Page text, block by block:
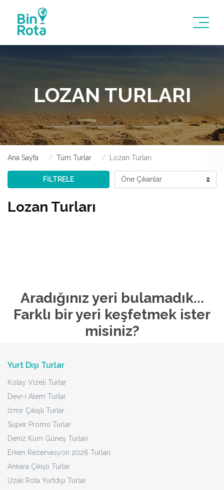
LOZAN TURLARI
Ana Sayfa Tüm Turlar Lozan Turları
FİLTRELE
Lozan Turları
Aradığınız yeri bulamadık...
Farklı bir yeri keşfetmek ister
misiniz?
Yurt Dışı Turlar
Kolay Vizeli Turlar
Devr-i Alem Turlar
İzmir Çıkışlı Turlar
Süper Promo Turlar
Deniz Kum Güneş Turları
Erken Rezervasyon 2026 Turları
Ankara Çıkışlı Turlar
Uzak Rota Yurtdışı Turlar